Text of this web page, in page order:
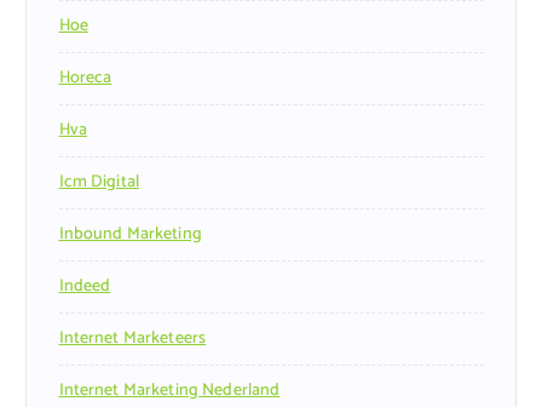
Hoe
Horeca
Hva
Icm Digital
Inbound Marketing
Indeed
Internet Marketeers
Internet Marketing Nederland